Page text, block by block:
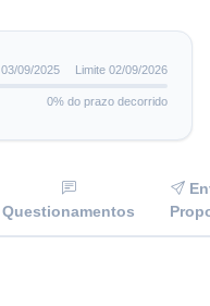
03/09/2025 Limite 02/09/2026
0% do prazo decorrido
Questionamentos